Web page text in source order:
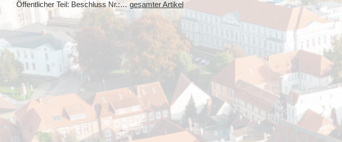
Öffentlicher Teil: Beschluss Nr.:… gesamter Artikel